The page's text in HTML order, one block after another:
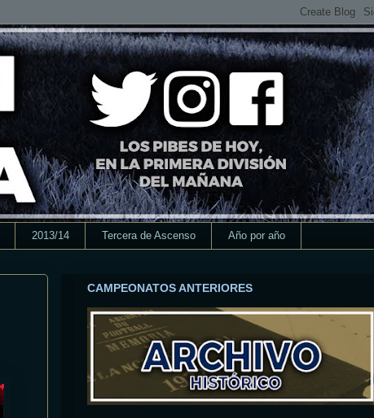
2013/14 Tercera de Ascenso Año por año
CAMPEONATOS ANTERIORES